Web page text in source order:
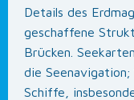
Details des
geschaffene
Brücken.
die Seenavigation;
Schiffe,